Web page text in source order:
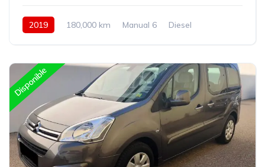
2019 180,000 km Manual 6
Diesel
Disponible